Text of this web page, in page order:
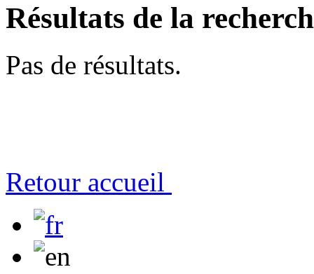
Résultats de la
Pas de résultats.
Retour accueil